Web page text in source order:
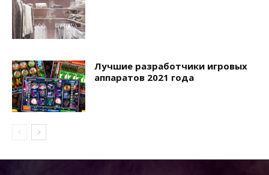
Лучшие разработчики игровых
аппаратов 2021 года